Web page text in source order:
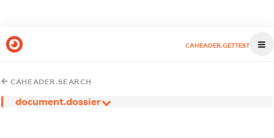
CAHEADER.GETTEST
CAHEADER.SEARCH
document.dossier